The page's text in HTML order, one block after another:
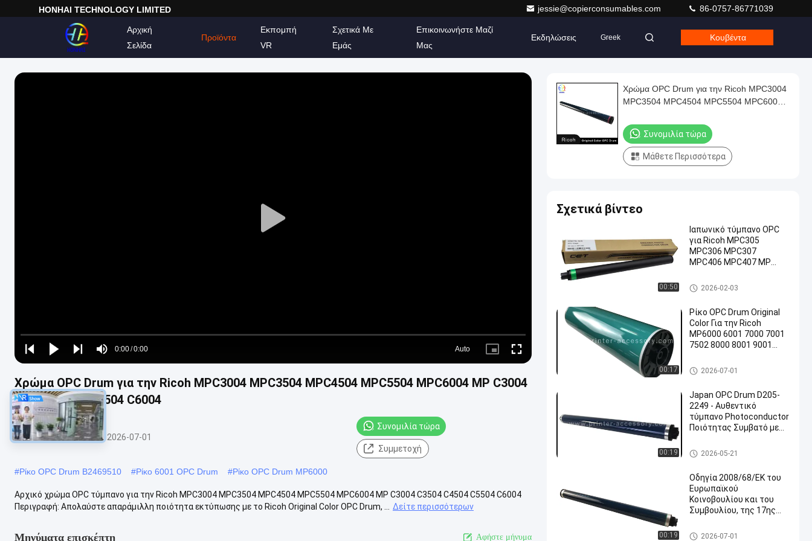
HONHAI TECHNOLOGY LIMITED jessie@copierconsumables.com 86-0757-86771039
Αρχική
Σελίδα
Προϊόντα
Εκπομπή
VR
Σχετικά Με
Εμάς
Επικοινωνήστε Μαζί
Μας
Εκδηλώσεις Greek Κουβέντα
Play
Play
Play
Play
Mute
Time
0:00/0:00
Loaded:
0%
Auto
Picture- Fullscreen
Χρώμα OPC Drum για την Ricoh MPC3004 MPC3504 MPC4504 MPC5504 MPC6004 MP C3004
C3504 C4504 C5504 C6004
Τύμπανο OPC 2026-07-01
Συνομιλία τώρα
Συμμετοχή
#Ρίκο OPC Drum B2469510 #Ρίκο 6001 OPC Drum #Ρίκο OPC Drum MP6000
Αρχικό χρώμα OPC τύμπανο για την Ricoh MPC3004 MPC3504 MPC4504 MPC5504 MPC6004 MP C3004 C3504 C4504 C5504 C6004
Περιγραφή: Απολαύστε απαράμιλλη ποιότητα εκτύπωσης με το Ricoh Original Color OPC Drum, ...
Δείτε περισσότερων
Μηνύματα επισκέπτη Αφήστε μήνυμα
Χρώμα OPC Drum για την Ricoh MPC3004
MPC3504 MPC4504 MPC5504 MPC6004
Συνομιλία τώρα
Μάθετε Περισσότερα
Σχετικά βίντεο
00:50
Ιαπωνικό τύμπανο OPC
για Ricoh MPC305
MPC306 MPC307
MPC406 MPC407 MP
C407 Ανταλλακτικά
εκτυπωτή
Ρίκο OPC Drum
2026-02-03
00:17
Ρίκο OPC Drum Original
Color Για την Ricoh
MP6000 6001 7000 7001
7502 8000 8001 9001
B2469510
Ρίκο OPC Drum
2026-07-01
00:19
Japan OPC Drum D205-
2249 - Αυθεντικό
τύμπανο Photoconductor
Ποιότητας Συμβατό με
MP305SP/MP305SPF
Ρίκο OPC Drum
2026-05-21
00:19
Οδηγία 2008/68/ΕΚ του
Ευρωπαϊκού
Κοινοβουλίου και του
Συμβουλίου, της 17ης
σχετικά με τη θέσπιση
Ρίκο OPC Drum
2026-07-01